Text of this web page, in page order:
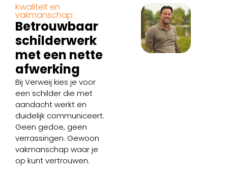
Kwaliteit en
vakmanschap
Betrouwbaar
schilderwerk
met een nette
afwerking
Bij Verweij kies je voor
een schilder die met
aandacht werkt en
duidelijk communiceert.
Geen gedoe, geen
verrassingen. Gewoon
vakmanschap waar je
op kunt vertrouwen.